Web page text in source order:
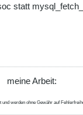
statt
meine Arbeit:
werden ohne Gewähr auf